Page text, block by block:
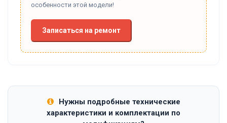
особенности этой модели!
Записаться на ремонт
Нужны подробные технические
характеристики и комплектации по